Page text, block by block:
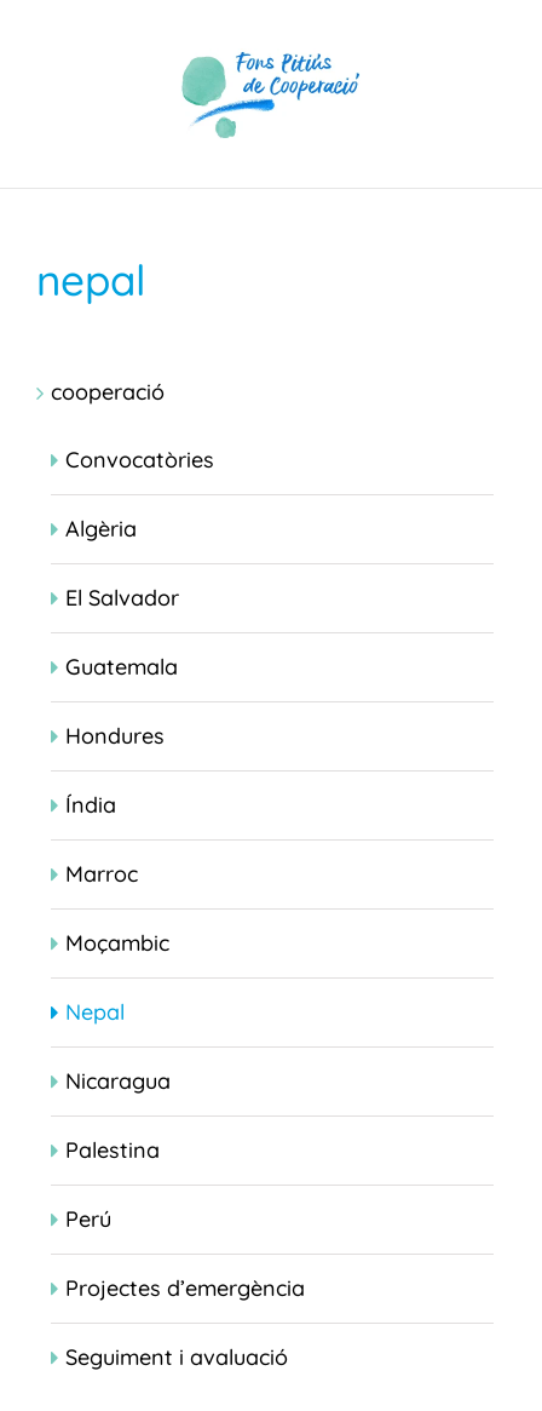
nepal
cooperació
Convocatòries
Algèria
El Salvador
Guatemala
Hondures
Índia
Marroc
Moçambic
Nepal
Nicaragua
Palestina
Perú
Projectes d’emergència
Seguiment i avaluació